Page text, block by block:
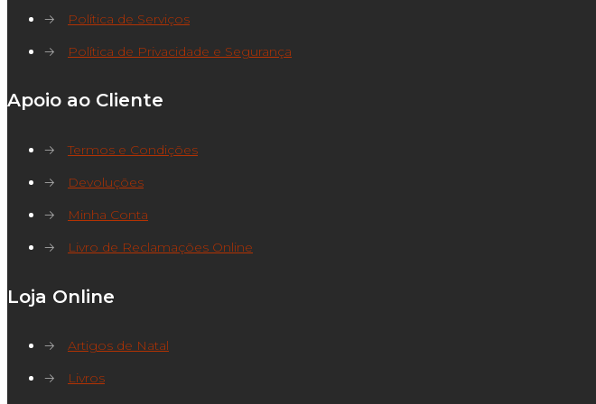
→
Política de Serviços
→
Política de Privacidade e Segurança
Apoio ao Cliente
→
Termos e Condições
→
Devoluções
→
Minha Conta
→
Livro de Reclamações Online
Loja Online
→
Artigos de Natal
→
Livros